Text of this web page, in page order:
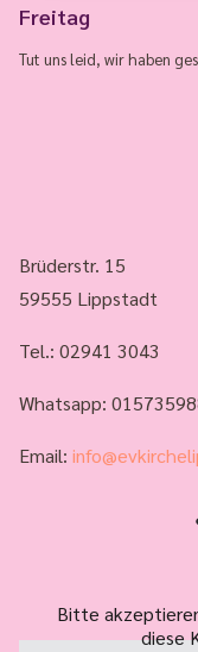
Freitag
Tut uns leid, wir haben
Brüderstr. 15
59555 Lippstadt
Tel.: 02941 3043
Whatsapp:
Email:
Bitte
diese